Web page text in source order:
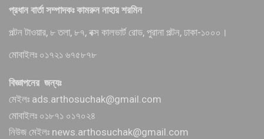
প্রধান বার্তা সম্পাদকঃ কামরুন নাহার শরমিন
পল্টন টাওয়ার, ৮ তলা, ৮৭, বক্স কালভার্ট রোড, পুরানা পল্টন, ঢাকা-১০০০।
মোবাইলঃ ০১৭২১ ৬৭৫৮৭৮
বিজ্ঞাপনের জন্যঃ
মেইলঃ ads.arthosuchak@gmail.com
মোবাইলঃ ০১৮৭১ ০১৭০২৪
নিউজ মেইলঃ news.arthosuchak@gmail.com